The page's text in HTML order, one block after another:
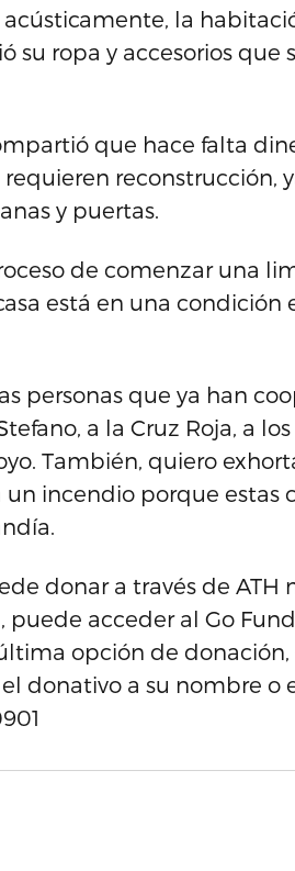
la
su ropa y accesorios que
que hace falta
reconstrucción,
y puertas.
de comenzar una
está en una condición
personas que ya han
a la Cruz Roja, a
También, quiero
incendio porque estas
donar a través de ATH
puede acceder al Go
opción de
donativo a su nombre o